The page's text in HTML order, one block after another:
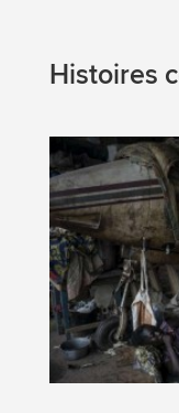
Histoires